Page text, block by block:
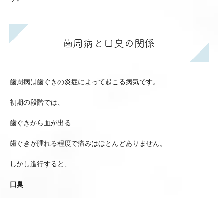
歯周病と口臭の関係
歯周病は歯ぐきの炎症によって起こる病気です。
初期の段階では、
歯ぐきから血が出る
歯ぐきが腫れる程度で痛みはほとんどありません。
しかし進行すると、
口臭